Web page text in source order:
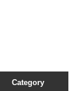
Category